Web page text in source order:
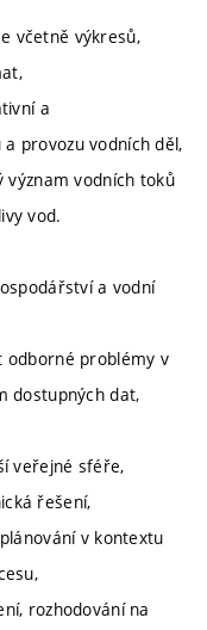
včetně výkresů,
a
provozu vodních děl,
význam vodních toků
vod.
a vodní
odborné problémy v
dostupných dat,
veřejné sféře,
řešení,
v kontextu
rozhodování na